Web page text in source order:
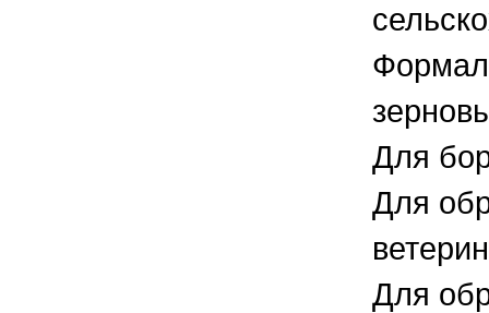
Для
Для
Для